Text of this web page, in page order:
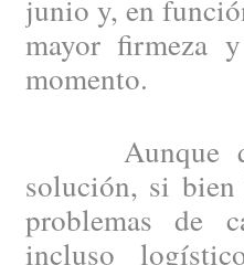
junio y, en
mayor firmeza
momento.
Aunque
solución, si
problemas de
incluso